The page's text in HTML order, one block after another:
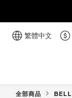
繁體中文
全部商品 BELL